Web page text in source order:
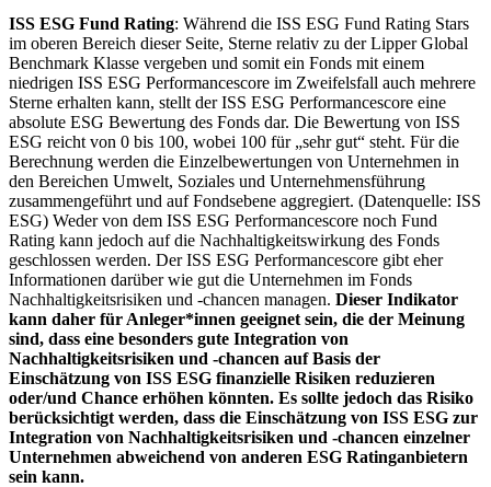
ISS ESG Fund Rating: Während die ISS ESG Fund Rating Stars
im oberen Bereich dieser Seite, Sterne relativ zu der Lipper Global
Benchmark Klasse vergeben und somit ein Fonds mit einem
niedrigen ISS ESG Performancescore im Zweifelsfall auch mehrere
Sterne erhalten kann, stellt der ISS ESG Performancescore eine
absolute ESG Bewertung des Fonds dar. Die Bewertung von ISS
ESG reicht von 0 bis 100, wobei 100 für „sehr gut“ steht. Für die
Berechnung werden die Einzelbewertungen von Unternehmen in
den Bereichen Umwelt, Soziales und Unternehmensführung
zusammengeführt und auf Fondsebene aggregiert. (Datenquelle: ISS
ESG) Weder von dem ISS ESG Performancescore noch Fund
Rating kann jedoch auf die Nachhaltigkeitswirkung des Fonds
geschlossen werden. Der ISS ESG Performancescore gibt eher
Informationen darüber wie gut die Unternehmen im Fonds
Nachhaltigkeitsrisiken und -chancen managen. Dieser Indikator
kann daher für Anleger*innen geeignet sein, die der Meinung
sind, dass eine besonders gute Integration von
Nachhaltigkeitsrisiken und -chancen auf Basis der
Einschätzung von ISS ESG finanzielle Risiken reduzieren
oder/und Chance erhöhen könnten. Es sollte jedoch das Risiko
berücksichtigt werden, dass die Einschätzung von ISS ESG zur
Integration von Nachhaltigkeitsrisiken und -chancen einzelner
Unternehmen abweichend von anderen ESG Ratinganbietern
sein kann.